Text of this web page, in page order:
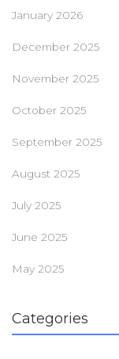
January 2026
December 2025
November 2025
October 2025
September 2025
August 2025
July 2025
June 2025
May 2025
Categories